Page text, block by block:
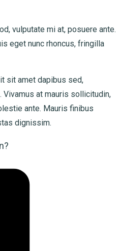
vulputate mi at, posuere ante.
eget nunc rhoncus, fringilla
sit amet dapibus sed,
at mauris sollicitudin,
ante. Mauris finibus
dignissim.